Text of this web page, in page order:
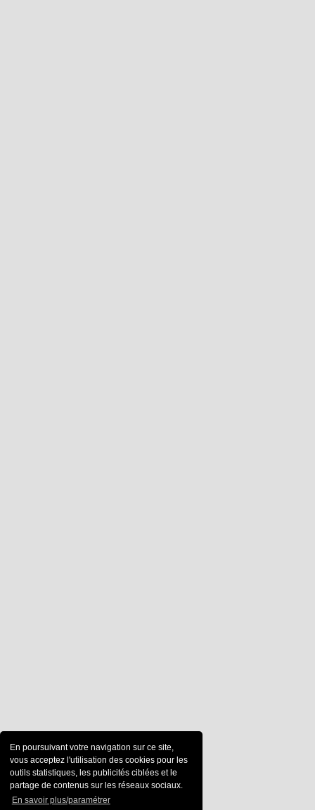
En poursuivant votre navigation sur ce site,
vous acceptez l'utilisation des cookies pour les
outils statistiques, les publicités ciblées et le
partage de contenus sur les réseaux sociaux.
En savoir plus/paramétrer